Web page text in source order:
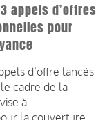
appels d’offres
pour
d’offre lancés
cadre de la
à
la couverture